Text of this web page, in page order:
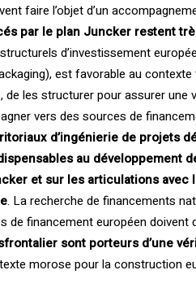
faire l’objet d’un
par le plan Juncker restent
d’investissement
est favorable au
de les structurer pour assurer une
vers des sources de
d’ingénierie de projets
au développement
et sur les articulations
. La recherche de financements
financement européen doivent
sont porteurs d’une
morose pour la construction